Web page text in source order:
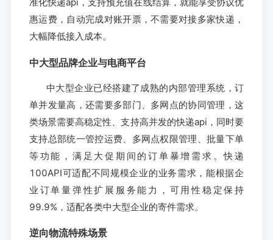
惠运费，自动完成对账开票，不需要对接多家快递，
大幅降低接入成本。
中大型品牌企业与电商平台
中大型企业已经搭建了成熟的内部管理系统，订
单并发量高，还需要多部门、多网点的协同管理，这
类场景需要高稳定性、支持高并发的快递api，同时要
支持总部统一管控运费、多网点权限管理、批量下单
等功能，满足大促期间的订单暴增需求。快递
100API可适配不同规模企业的业务需求，能根据企
业订单量弹性扩展服务能力，可用性稳定保持
99.9%，适配各类中大型企业的寄件需求。
逆向物流特殊场景